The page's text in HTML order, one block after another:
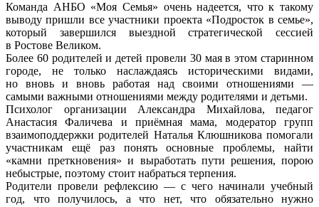
Команда АНБО «Моя Семья» очень надеется, что к такому
выводу пришли все участники проекта «Подросток в семье»,
который завершился выездной стратегической сессией
в Ростове Великом.
Более 60 родителей и детей провели 30 мая в этом старинном
городе, не только наслаждаясь историческими видами,
но вновь и вновь работая над своими отношениями —
самыми важными отношениями между родителями и детьми.
Психолог организации Александра Михайлова, педагог
Анастасия Фаличева и приёмная мама, модератор групп
взаимоподдержки родителей Наталья Клюшникова помогали
участникам ещё раз понять основные проблемы, найти
«камни преткновения» и выработать пути решения, порою
небыстрые, поэтому стоит набраться терпения.
Родители провели рефлексию — с чего начинали учебный
год, что получилось, а что нет, что обязательно нужно